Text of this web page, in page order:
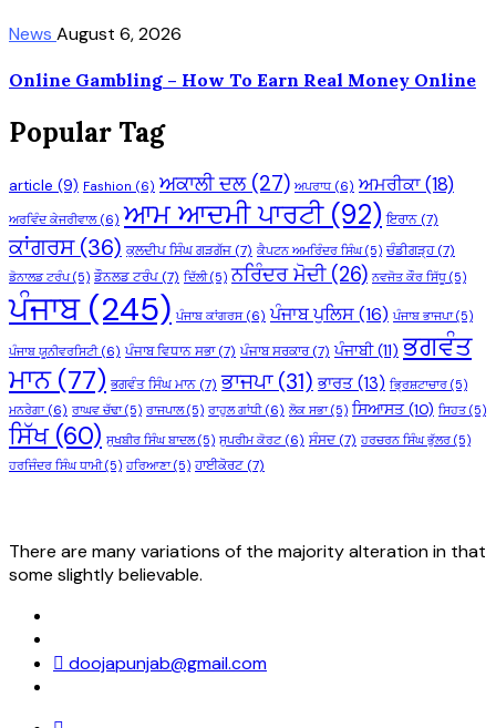
News August 6, 2026
Online Gambling – How To Earn Real Money Online
Popular Tag
article (9) Fashion (6) ਅਕਾਲੀ ਦਲ(27) ਅਪਰਾਧ (6) ਅਮਰੀਕਾ(18)
ਅਰਵਿੰਦ ਕੇਜਰੀਵਾਲ(6) ਆਮ ਆਦਮੀ ਪਾਰਟੀ(92) ਇਰਾਨ (7)
ਕਾਂਗਰਸ(36) ਕੁਲਦੀਪ ਸਿੰਘ ਗੜਗੱਜ (7) ਕੈਪਟਨ ਅਮਰਿੰਦਰ ਸਿੰਘ(5) ਚੰਡੀਗੜ੍ਹ(7)
ਡੋਨਾਲਡ ਟਰੰਪ(5) ਡੌਨਲਡ ਟਰੰਪ (7) ਦਿੱਲੀ(5) ਨਰਿੰਦਰ ਮੋਦੀ(26) ਨਵਜੋਤ ਕੌਰ ਸਿੱਧੂ (5)
ਪੰਜਾਬ(245) ਪੰਜਾਬ ਕਾਂਗਰਸ(6) ਪੰਜਾਬ ਪੁਲਿਸ(16) ਪੰਜਾਬ ਭਾਜਪਾ(5)
ਪੰਜਾਬ ਯੂਨੀਵਰਸਿਟੀ(6) ਪੰਜਾਬ ਵਿਧਾਨ ਸਭਾ(7) ਪੰਜਾਬ ਸਰਕਾਰ(7) ਪੰਜਾਬੀ(11) ਭਗਵੰਤ
ਮਾਨ(77) ਭਗਵੰਤ ਸਿੰਘ ਮਾਨ (7) ਭਾਜਪਾ(31) ਭਾਰਤ (13) ਭ੍ਰਿਸ਼ਟਾਚਾਰ (5)
ਮਨਰੇਗਾ(6) ਰਾਘਵ ਚੱਢਾ(5) ਰਾਜਪਾਲ(5) ਰਾਹੁਲ ਗਾਂਧੀ(6) ਲੋਕ ਸਭਾ(5) ਸਿਆਸਤ(10) ਸਿਹਤ(5)
ਸਿੱਖ(60) ਸੁਖਬੀਰ ਸਿੰਘ ਬਾਦਲ(5) ਸੁਪਰੀਮ ਕੋਰਟ(6) ਸੰਸਦ (7) ਹਰਚਰਨ ਸਿੰਘ ਭੁੱਲਰ (5)
ਹਰਜਿੰਦਰ ਸਿੰਘ ਧਾਮੀ(5) ਹਰਿਆਣਾ(5) ਹਾਈਕੋਰਟ (7)
There are many variations of the majority alteration in that
some slightly believable.
doojapunjab@gmail.com